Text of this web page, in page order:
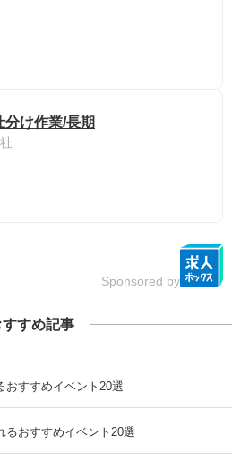
分け作業/長期
Sponsored by
すすめ記事
おすすめイベント20選
るおすすめイベント20選